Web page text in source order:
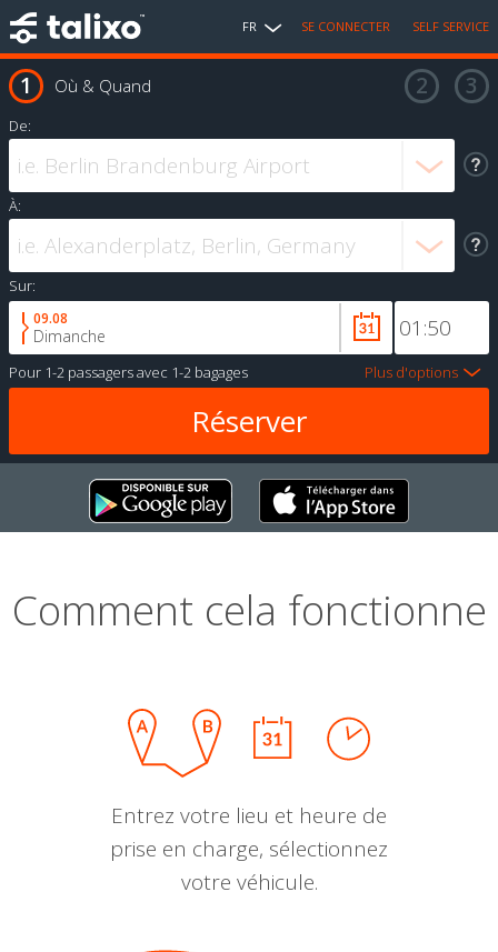
FR SE CONNECTER SELF SERVICE
Où & Quand
De:
À:
Sur:
09.08
Dimanche
Pour 1-2 passagersavec 1-2 bagages Plus d'options
Comment cela fonctionne
Entrez votre lieu et heure de
prise en charge, sélectionnez
votre véhicule.